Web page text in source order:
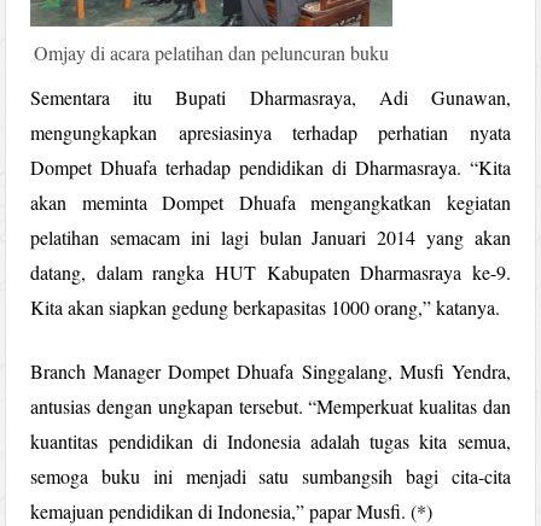
Omjay di acara pelatihan dan peluncuran buku
Sementara itu Bupati Dharmasraya, Adi Gunawan,
mengungkapkan apresiasinya terhadap perhatian nyata
Dompet Dhuafa terhadap pendidikan di Dharmasraya. “Kita
akan meminta Dompet Dhuafa mengangkatkan kegiatan
pelatihan semacam ini lagi bulan Januari 2014 yang akan
datang, dalam rangka HUT Kabupaten Dharmasraya ke-9.
Kita akan siapkan gedung berkapasitas 1000 orang,” katanya.
Branch Manager Dompet Dhuafa Singgalang, Musfi Yendra,
antusias dengan ungkapan tersebut. “Memperkuat kualitas dan
kuantitas pendidikan di Indonesia adalah tugas kita semua,
semoga buku ini menjadi satu sumbangsih bagi cita-cita
kemajuan pendidikan di Indonesia,” papar Musfi. (*)